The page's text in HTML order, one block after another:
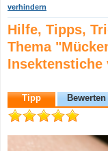
verhindern
Hilfe, Tipps,
Thema
Insektenstiche
Tipp Bewerten